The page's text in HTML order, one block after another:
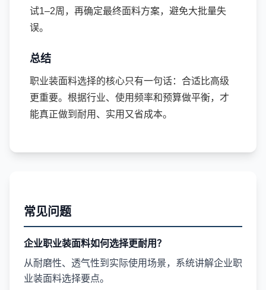
试1–2周，再确定最终面料方案，避免大批量失
误。
总结
职业装面料选择的核心只有一句话：合适比高级
更重要。根据行业、使用频率和预算做平衡，才
能真正做到耐用、实用又省成本。
常见问题
企业职业装面料如何选择更耐用？
从耐磨性、透气性到实际使用场景，系统讲解企业职
业装面料选择要点。